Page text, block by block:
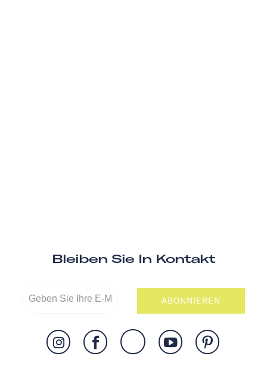
Bleiben Sie In Kontakt
ABONNIEREN